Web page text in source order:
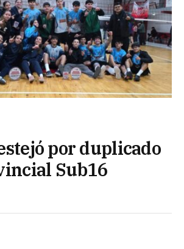
por duplicado
Sub16